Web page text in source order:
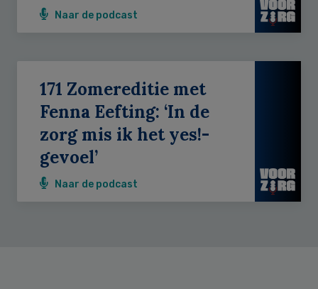
Naar de podcast
171 Zomereditie met
Fenna Eefting: ‘In de
zorg mis ik het yes!-
gevoel’
Naar de podcast